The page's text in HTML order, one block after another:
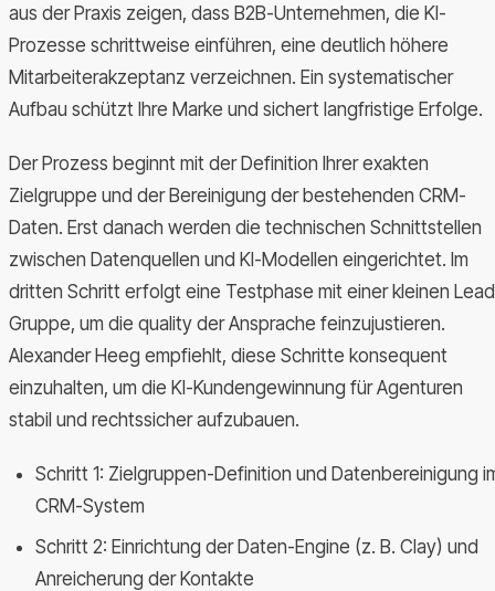
aus der Praxis zeigen, dass B2B-Unternehmen, die KI-
Prozesse schrittweise einführen, eine deutlich höhere
Mitarbeiterakzeptanz verzeichnen. Ein systematischer
Aufbau schützt Ihre Marke und sichert langfristige Erfolge.
Der Prozess beginnt mit der Definition Ihrer exakten
Zielgruppe und der Bereinigung der bestehenden CRM-
Daten. Erst danach werden die technischen Schnittstellen
zwischen Datenquellen und KI-Modellen eingerichtet. Im
dritten Schritt erfolgt eine Testphase mit einer kleinen
Gruppe, um die quality der Ansprache feinzujustieren.
Alexander Heeg empfiehlt, diese Schritte konsequent
einzuhalten, um die KI-Kundengewinnung für Agenturen
stabil und rechtssicher aufzubauen.
Schritt 1: Zielgruppen-Definition und Datenbereinigung
CRM-System
Schritt 2: Einrichtung der Daten-Engine (z. B. Clay) und
Anreicherung der Kontakte